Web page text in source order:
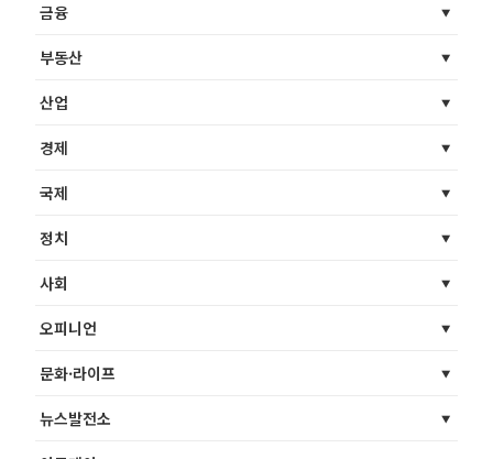
금융
부동산
산업
경제
국제
정치
사회
오피니언
문화·라이프
뉴스발전소